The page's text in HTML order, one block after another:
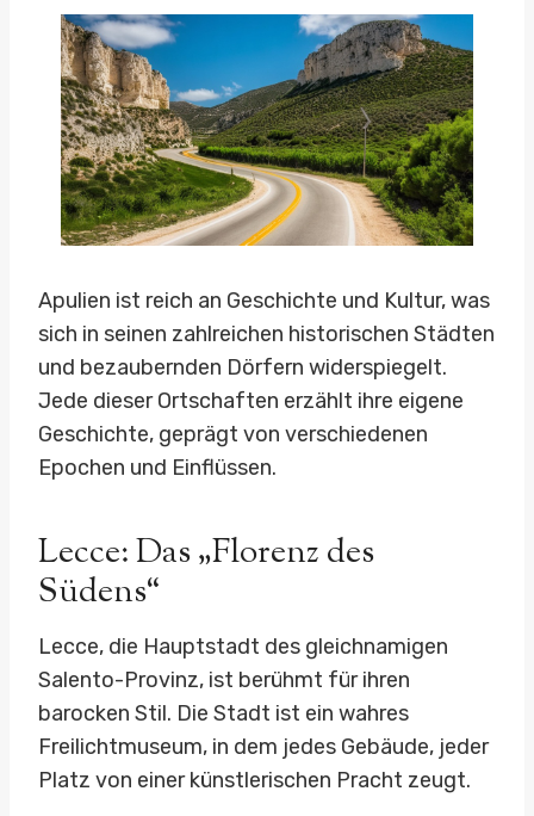
Apulien ist reich an Geschichte und Kultur, was
sich in seinen zahlreichen historischen Städten
und bezaubernden Dörfern widerspiegelt.
Jede dieser Ortschaften erzählt ihre eigene
Geschichte, geprägt von verschiedenen
Epochen und Einflüssen.
Lecce: Das „Florenz des
Südens“
Lecce, die Hauptstadt des gleichnamigen
Salento-Provinz, ist berühmt für ihren
barocken Stil. Die Stadt ist ein wahres
Freilichtmuseum, in dem jedes Gebäude, jeder
Platz von einer künstlerischen Pracht zeugt.